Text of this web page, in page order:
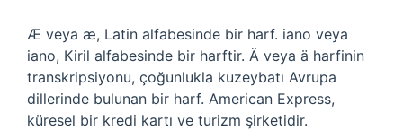
Æ veya æ, Latin alfabesinde bir harf. iano veya
iano, Kiril alfabesinde bir harftir. Ä veya ä harfinin
transkripsiyonu, çoğunlukla kuzeybatı Avrupa
dillerinde bulunan bir harf. American Express,
küresel bir kredi kartı ve turizm şirketidir.